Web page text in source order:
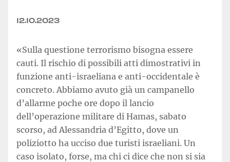
12.10.2023
«Sulla questione terrorismo bisogna essere
cauti. Il rischio di possibili atti dimostrativi in
funzione anti-israeliana e anti-occidentale è
concreto. Abbiamo avuto già un campanello
d’allarme poche ore dopo il lancio
dell’operazione militare di Hamas, sabato
scorso, ad Alessandria d’Egitto, dove un
poliziotto ha ucciso due turisti israeliani. Un
caso isolato, forse, ma chi ci dice che non si sia